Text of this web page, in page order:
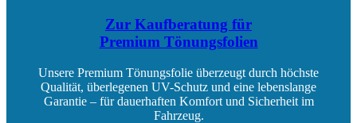
Zur Kaufberatung für
Premium Tönungsfolien
Unsere Premium Tönungsfolie überzeugt durch höchste
Qualität, überlegenen UV-Schutz und eine lebenslange
Garantie – für dauerhaften Komfort und Sicherheit im
Fahrzeug.